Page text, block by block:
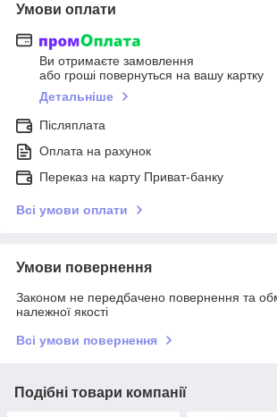
Умови оплати
Ви отримаєте замовлення
або гроші повернуться на вашу картку
Детальніше
Післяплата
Оплата на рахунок
Переказ на карту Приват-банку
Всі умови оплати
Умови повернення
Законом не передбачено повернення та
належної якості
Всі умови повернення
Подібні товари компанії